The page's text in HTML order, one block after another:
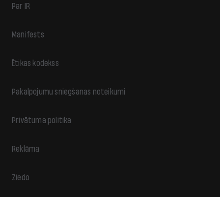
Par IR
Manifests
Ētikas kodekss
Pakalpojumu sniegšanas noteikumi
Privātuma politika
Reklāma
Ziedo